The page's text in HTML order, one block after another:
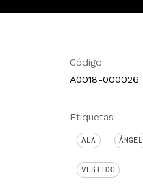
Código
A0018-000026
Etiquetas
ALA ÁNGEL
VESTIDO